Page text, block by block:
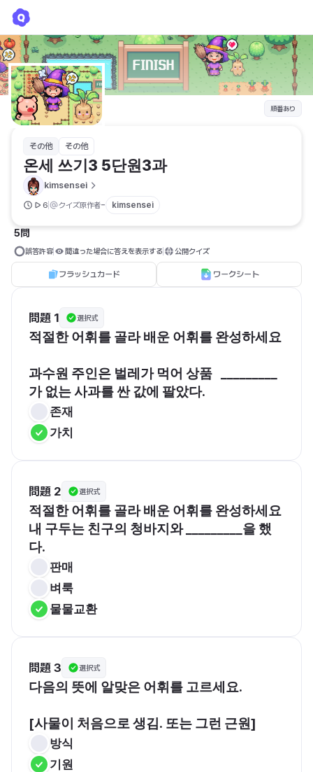
順番あり
その他 その他
온세 쓰기3 5단원3과
kimsensei
6 クイズ原作者- kimsensei
5問
誤答許容 間違った場合に答えを表示する 公開クイズ
フラッシュカード ワークシート
問題 1 選択式
적절한 어휘를 골라 배운 어휘를 완성하세요
과수원 주인은 벌레가 먹어 상품   _________
가 없는 사과를 싼 값에 팔았다.
존재
가치
問題 2 選択式
적절한 어휘를 골라 배운 어휘를 완성하세요
내 구두는 친구의 청바지와 _________을 했
다.
판매
벼룩
물물교환
問題 3 選択式
다음의 뜻에 알맞은 어휘를 고르세요.
[사물이 처음으로 생김. 또는 그런 근원]
방식
기원